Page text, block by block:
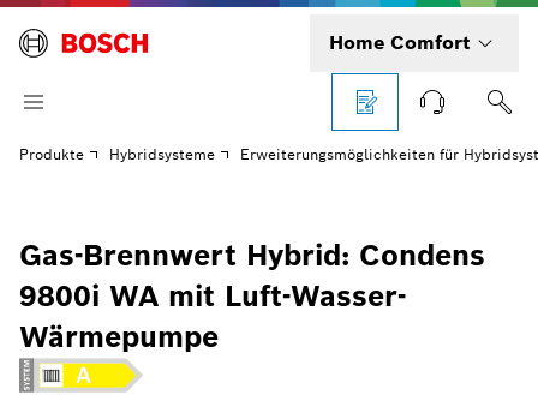
Home Comfort
Produkte Hybridsysteme Erweiterungsmöglichkeiten für
Gas-Brennwert Hybrid: Condens
9800i WA mit Luft-Wasser-
Wärmepumpe